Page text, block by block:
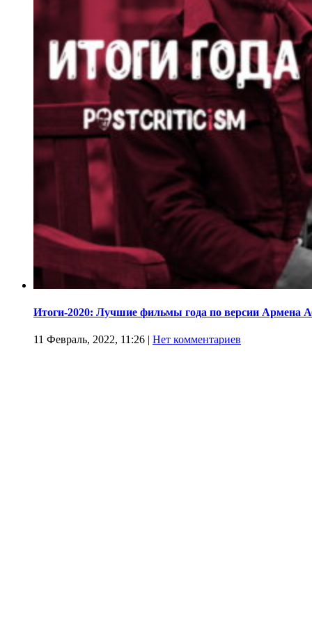
Итоги-2020: Лучшие фильмы года по версии Армена
11 Февраль, 2022, 11:26 | Нет комментариев